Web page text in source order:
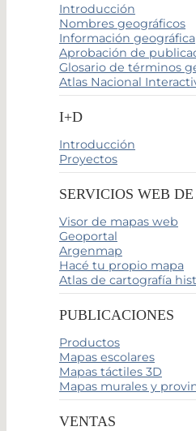
Introducción
Nombres geográficos
Información geográfica
Aprobación de
Glosario de términos
Atlas Nacional
I+D
Introducción
Proyectos
SERVICIOS WEB
Visor de mapas web
Geoportal
Argenmap
Hacé tu propio mapa
Atlas de cartografía
PUBLICACIONES
Productos
Mapas escolares
Mapas táctiles 3D
Mapas murales y
VENTAS